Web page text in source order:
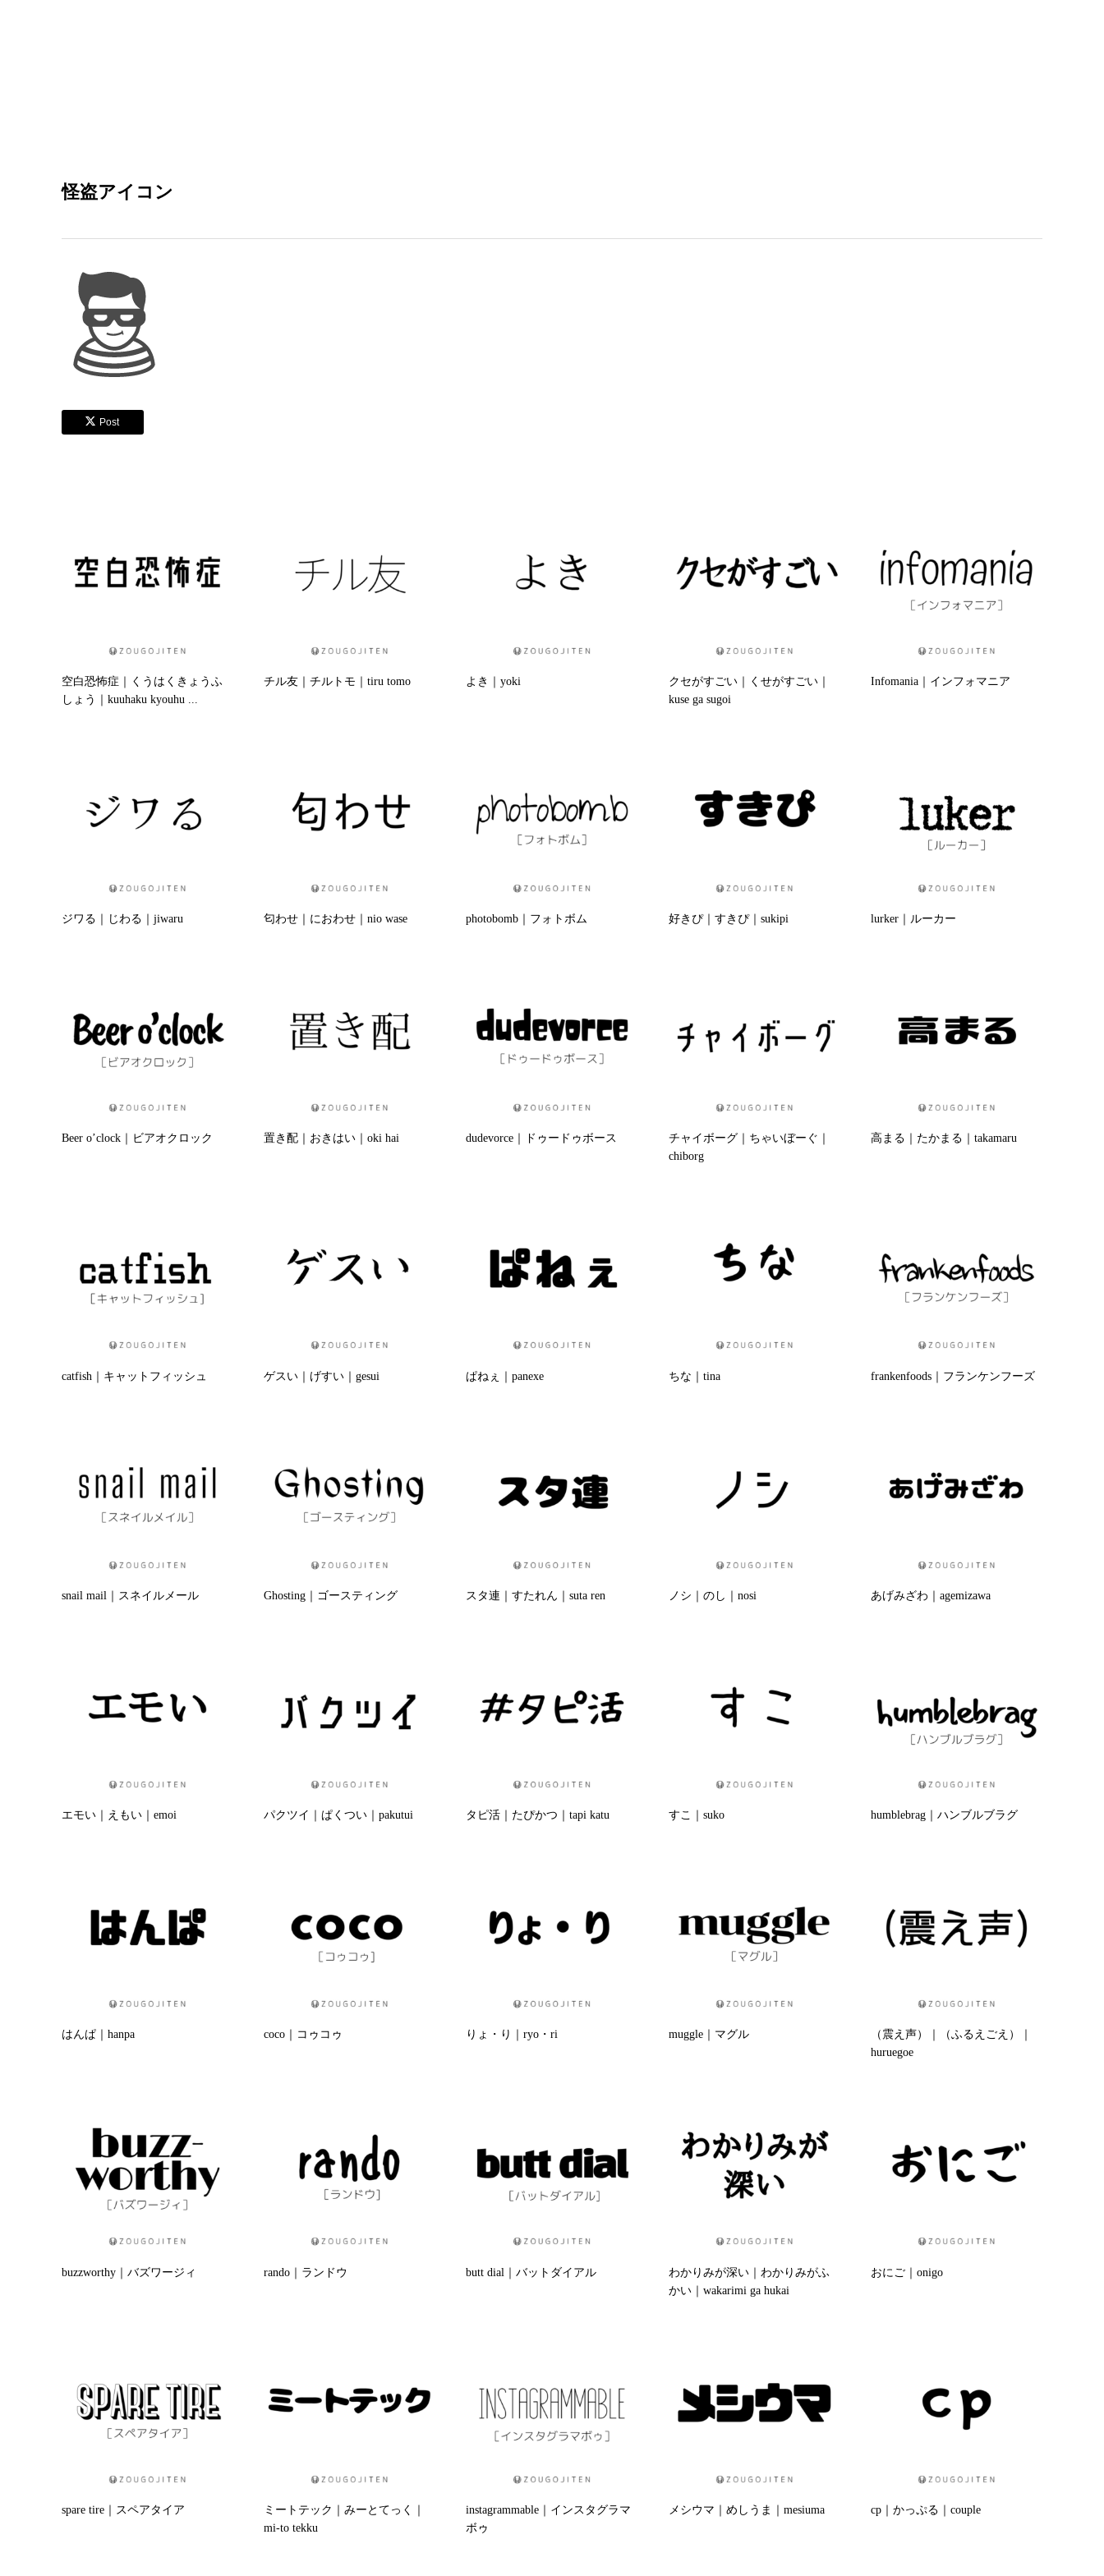
怪盗アイコン
Post
空白恐怖症｜くうはくきょうふ
しょう｜kuuhaku kyouhu ...
チル友｜チルトモ｜tiru tomo よき｜yoki
クセがすごい｜くせがすごい｜
kuse ga sugoi
Infomania｜インフォマニア
ジワる｜じわる｜jiwaru 匂わせ｜におわせ｜nio wase photobomb｜フォトボム 好きぴ｜すきぴ｜sukipi lurker｜ルーカー
Beer o’clock｜ビアオクロック 置き配｜おきはい｜oki hai dudevorce｜ドゥードゥボース
チャイボーグ｜ちゃいぼーぐ｜
chiborg
高まる｜たかまる｜takamaru
catfish｜キャットフィッシュ ゲスい｜げすい｜gesui ぱねぇ｜panexe ちな｜tina frankenfoods｜フランケンフーズ
snail mail｜スネイルメール Ghosting｜ゴースティング スタ連｜すたれん｜suta ren ノシ｜のし｜nosi あげみざわ｜agemizawa
エモい｜えもい｜emoi パクツイ｜ぱくつい｜pakutui タピ活｜たぴかつ｜tapi katu すこ｜suko humblebrag｜ハンブルブラグ
はんぱ｜hanpa coco｜コゥコゥ りょ・り｜ryo・ri muggle｜マグル
（震え声）｜（ふるえごえ）｜
huruegoe
buzzworthy｜バズワージィ rando｜ランドウ butt dial｜バットダイアル
わかりみが深い｜わかりみがふ
かい｜wakarimi ga hukai
おにご｜onigo
spare tire｜スペアタイア
ミートテック｜みーとてっく｜
mi-to tekku
instagrammable｜インスタグラマ
ボゥ
メシウマ｜めしうま｜mesiuma cp｜かっぷる｜couple